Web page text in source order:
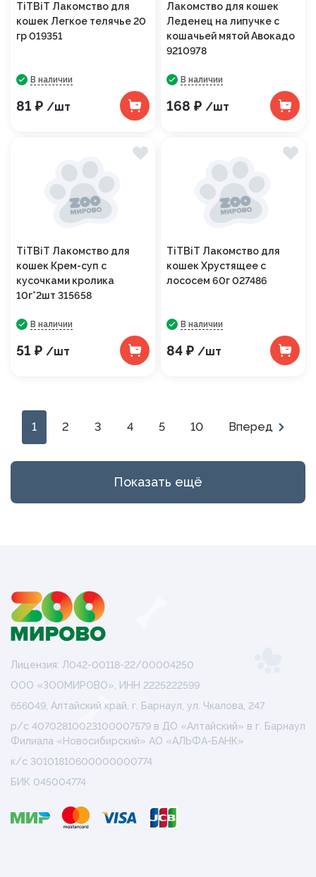
TiTBiT Лакомство для
кошек Легкое телячье 20
гр 019351
В наличии
81 ₽ /шт
Лакомство для кошек
Леденец на липучке с
кошачьей мятой Авокадо
9210978
В наличии
168 ₽ /шт
TiTBiT Лакомство для
кошек Крем-суп с
кусочками кролика
10г*2шт 315658
В наличии
51 ₽ /шт
TiTBiT Лакомство для
кошек Хрустящее с
лососем 60г 027486
В наличии
84 ₽ /шт
1 2 3 4 5 10 Вперед
Показать ещё
Лицензия: Л042-00118-22/00004250
ООО «ЗООМИРОВО», ИНН 2225222599
656049, Алтайский край, г. Барнаул, ул. Чкалова, 247
р/с 40702810023100007579 в ДО «Алтайский» в г. Барнаул
Филиала «Новосибирский» АО «АЛЬФА-БАНК»
к/с 30101810600000000774
БИК 045004774